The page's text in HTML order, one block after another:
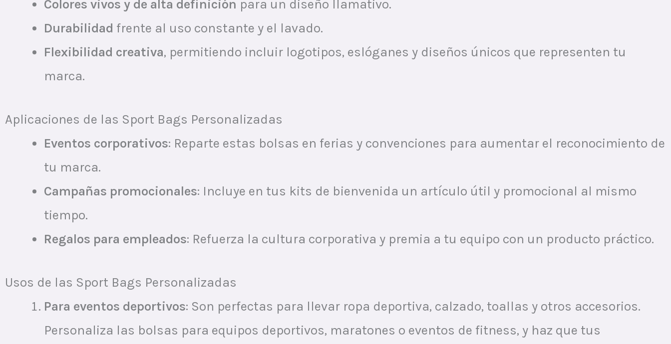
Colores vivos y de alta definición para un diseño llamativo.
Durabilidad frente al uso constante y el lavado.
Flexibilidad creativa, permitiendo incluir logotipos, eslóganes y diseños únicos que representen tu
marca.
Aplicaciones de las Sport Bags Personalizadas
Eventos corporativos: Reparte estas bolsas en ferias y convenciones para aumentar el reconocimiento de
tu marca.
Campañas promocionales: Incluye en tus kits de bienvenida un artículo útil y promocional al mismo
tiempo.
Regalos para empleados: Refuerza la cultura corporativa y premia a tu equipo con un producto práctico.
Usos de las Sport Bags Personalizadas
Para eventos deportivos: Son perfectas para llevar ropa deportiva, calzado, toallas y otros accesorios.
Personaliza las bolsas para equipos deportivos, maratones o eventos de fitness, y haz que tus